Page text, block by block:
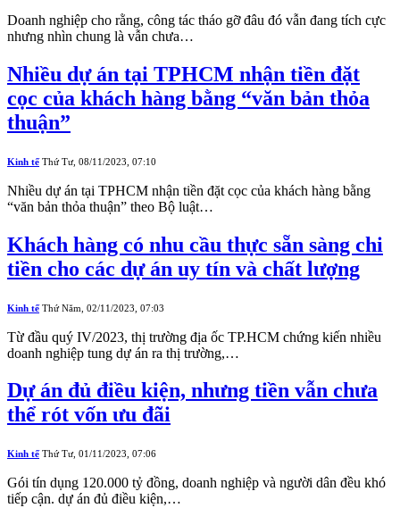
Doanh nghiệp cho rằng, công tác tháo gỡ đâu đó vẫn đang tích cực
nhưng nhìn chung là vẫn chưa…
Nhiều dự án tại TPHCM nhận tiền đặt
cọc của khách hàng bằng “văn bản thỏa
thuận”
Kinh tế Thứ Tư, 08/11/2023, 07:10
Nhiều dự án tại TPHCM nhận tiền đặt cọc của khách hàng bằng
“văn bản thỏa thuận” theo Bộ luật…
Khách hàng có nhu cầu thực sẵn sàng chi
tiền cho các dự án uy tín và chất lượng
Kinh tế Thứ Năm, 02/11/2023, 07:03
Từ đầu quý IV/2023, thị trường địa ốc TP.HCM chứng kiến nhiều
doanh nghiệp tung dự án ra thị trường,…
Dự án đủ điều kiện, nhưng tiền vẫn chưa
thể rót vốn ưu đãi
Kinh tế Thứ Tư, 01/11/2023, 07:06
Gói tín dụng 120.000 tỷ đồng, doanh nghiệp và người dân đều khó
tiếp cận. dự án đủ điều kiện,…